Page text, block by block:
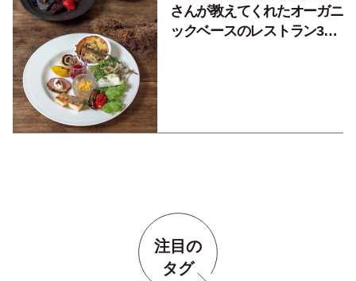
さんが教えてくれたオーガニ
ックベースのレストラン3軒
注目の
タグ